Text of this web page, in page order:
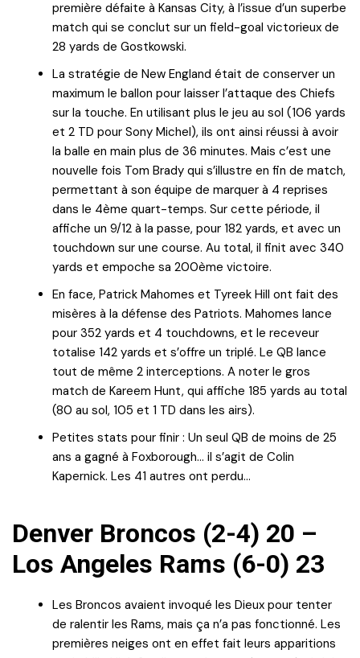
première défaite à Kansas City, à l’issue d’un superbe
match qui se conclut sur un field-goal victorieux de
28 yards de Gostkowski.
La stratégie de New England était de conserver un
maximum le ballon pour laisser l’attaque des Chiefs
sur la touche. En utilisant plus le jeu au sol (106 yards
et 2 TD pour Sony Michel), ils ont ainsi réussi à avoir
la balle en main plus de 36 minutes. Mais c’est une
nouvelle fois Tom Brady qui s’illustre en fin de match,
permettant à son équipe de marquer à 4 reprises
dans le 4ème quart-temps. Sur cette période, il
affiche un 9/12 à la passe, pour 182 yards, et avec un
touchdown sur une course. Au total, il finit avec 340
yards et empoche sa 200ème victoire.
En face, Patrick Mahomes et Tyreek Hill ont fait des
misères à la défense des Patriots. Mahomes lance
pour 352 yards et 4 touchdowns, et le receveur
totalise 142 yards et s’offre un triplé. Le QB lance
tout de même 2 interceptions. A noter le gros
match de Kareem Hunt, qui affiche 185 yards au total
(80 au sol, 105 et 1 TD dans les airs).
Petites stats pour finir : Un seul QB de moins de 25
ans a gagné à Foxborough… il s’agit de Colin
Kapernick. Les 41 autres ont perdu…
Denver Broncos (2-4) 20 –
Los Angeles Rams (6-0) 23
Les Broncos avaient invoqué les Dieux pour tenter
de ralentir les Rams, mais ça n’a pas fonctionné. Les
premières neiges ont en effet fait leurs apparitions